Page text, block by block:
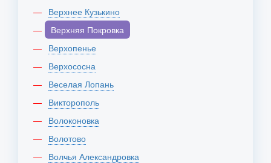
Верхнее Кузькино
Верхняя Покровка
Верхопенье
Верхососна
Веселая Лопань
Викторополь
Волоконовка
Волотово
Волчья Александровка